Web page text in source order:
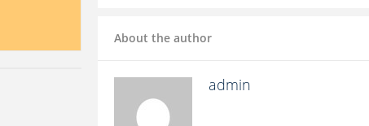
About the author
admin